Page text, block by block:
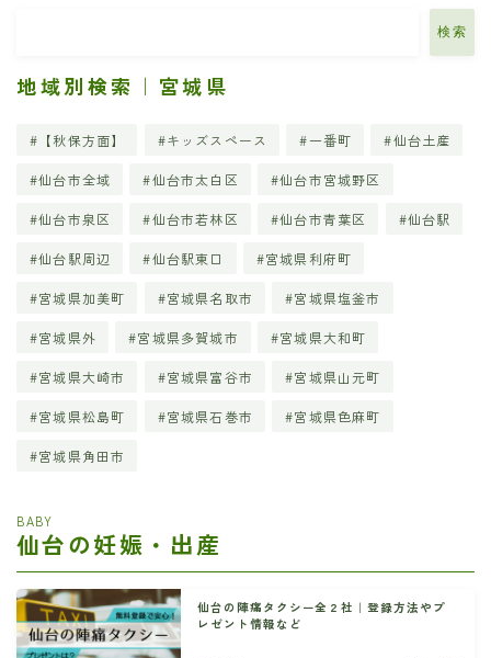
検索
地域別検索｜宮城県
【秋保方面】 キッズスペース 一番町 仙台土産
仙台市全域 仙台市太白区 仙台市宮城野区
仙台市泉区 仙台市若林区 仙台市青葉区 仙台駅
仙台駅周辺 仙台駅東口 宮城県利府町
宮城県加美町 宮城県名取市 宮城県塩釜市
宮城県外 宮城県多賀城市 宮城県大和町
宮城県大崎市 宮城県富谷市 宮城県山元町
宮城県松島町 宮城県石巻市 宮城県色麻町
宮城県角田市
BABY
仙台の妊娠・出産
仙台の陣痛タクシー全２社｜登録方法やプ
レゼント情報など